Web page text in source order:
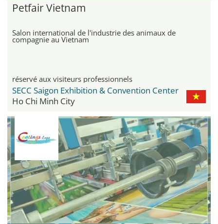
Petfair Vietnam
Salon international de l'industrie des animaux de
compagnie au Vietnam
réservé aux visiteurs professionnels
SECC Saigon Exhibition & Convention Center
Ho Chi Minh City